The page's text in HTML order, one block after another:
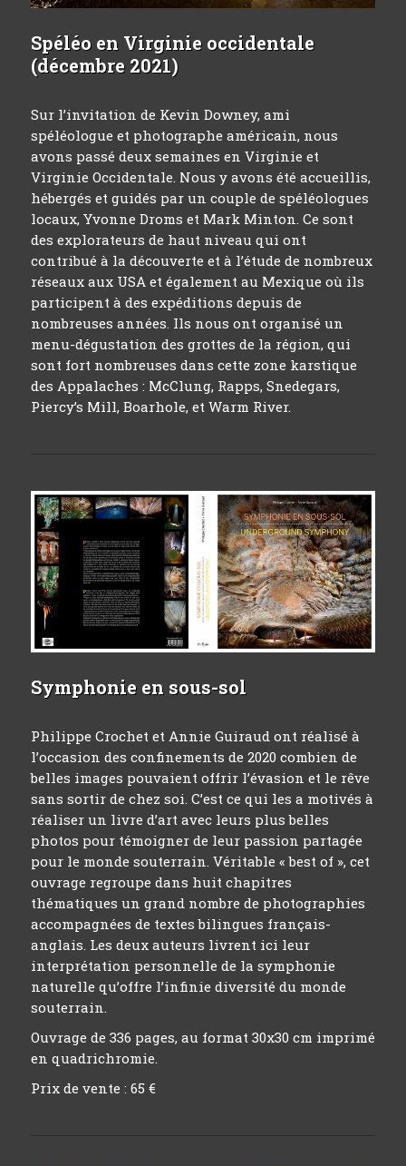
Spéléo en Virginie occidentale
(décembre 2021)
Sur l’invitation de Kevin Downey, ami
spéléologue et photographe américain, nous
avons passé deux semaines en Virginie et
Virginie Occidentale. Nous y avons été accueillis,
hébergés et guidés par un couple de spéléologues
locaux, Yvonne Droms et Mark Minton. Ce sont
des explorateurs de haut niveau qui ont
contribué à la découverte et à l’étude de nombreux
réseaux aux USA et également au Mexique où ils
participent à des expéditions depuis de
nombreuses années. Ils nous ont organisé un
menu-dégustation des grottes de la région, qui
sont fort nombreuses dans cette zone karstique
des Appalaches : McClung, Rapps, Snedegars,
Piercy’s Mill, Boarhole, et Warm River.
Symphonie en sous-sol
Philippe Crochet et Annie Guiraud ont réalisé à
l’occasion des confinements de 2020 combien de
belles images pouvaient offrir l’évasion et le rêve
sans sortir de chez soi. C’est ce qui les a motivés à
réaliser un livre d’art avec leurs plus belles
photos pour témoigner de leur passion partagée
pour le monde souterrain. Véritable « best of », cet
ouvrage regroupe dans huit chapitres
thématiques un grand nombre de photographies
accompagnées de textes bilingues français-
anglais. Les deux auteurs livrent ici leur
interprétation personnelle de la symphonie
naturelle qu’offre l’infinie diversité du monde
souterrain.
Ouvrage de 336 pages, au format 30x30 cm imprimé
en quadrichromie.
Prix de vente : 65 €